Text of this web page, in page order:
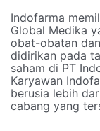
Indofarma
Global Medika
obat-obatan
didirikan pada
saham di PT
Karyawan
berusia lebih
cabang yang